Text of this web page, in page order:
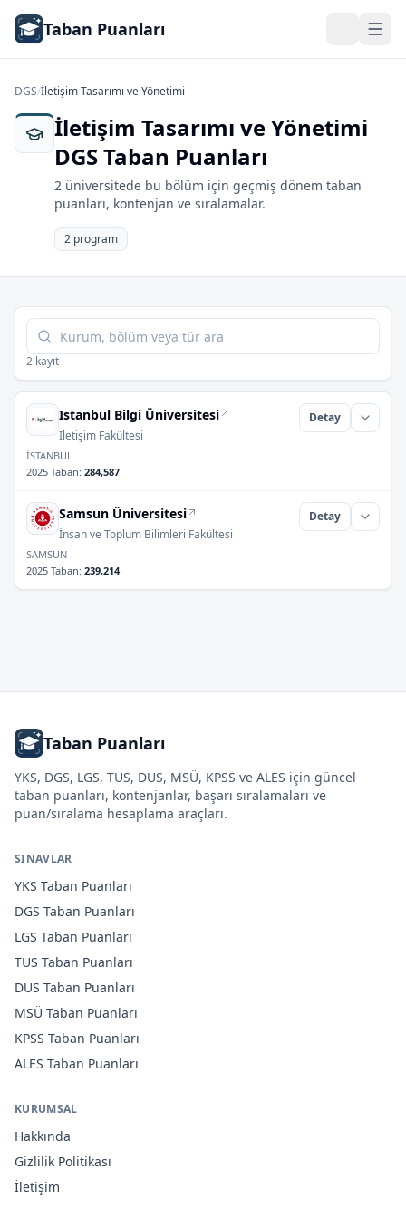
Taban Puanları
DGS/İletişim Tasarımı ve Yönetimi
İletişim Tasarımı ve Yönetimi
DGS Taban Puanları
2 üniversitede bu bölüm için geçmiş dönem taban
puanları, kontenjan ve sıralamalar.
2 program
Tabloda ara
2 kayıt
Istanbul Bilgi Üniversitesi
İletişim Fakültesi
Detay
İSTANBUL
2025 Taban: 284,587
Samsun Üniversitesi
İnsan ve Toplum Bilimleri Fakültesi
Detay
SAMSUN
2025 Taban: 239,214
Taban Puanları
YKS, DGS, LGS, TUS, DUS, MSÜ, KPSS ve ALES için güncel
taban puanları, kontenjanlar, başarı sıralamaları ve
puan/sıralama hesaplama araçları.
SINAVLAR
YKS Taban Puanları
DGS Taban Puanları
LGS Taban Puanları
TUS Taban Puanları
DUS Taban Puanları
MSÜ Taban Puanları
KPSS Taban Puanları
ALES Taban Puanları
KURUMSAL
Hakkında
Gizlilik Politikası
İletişim